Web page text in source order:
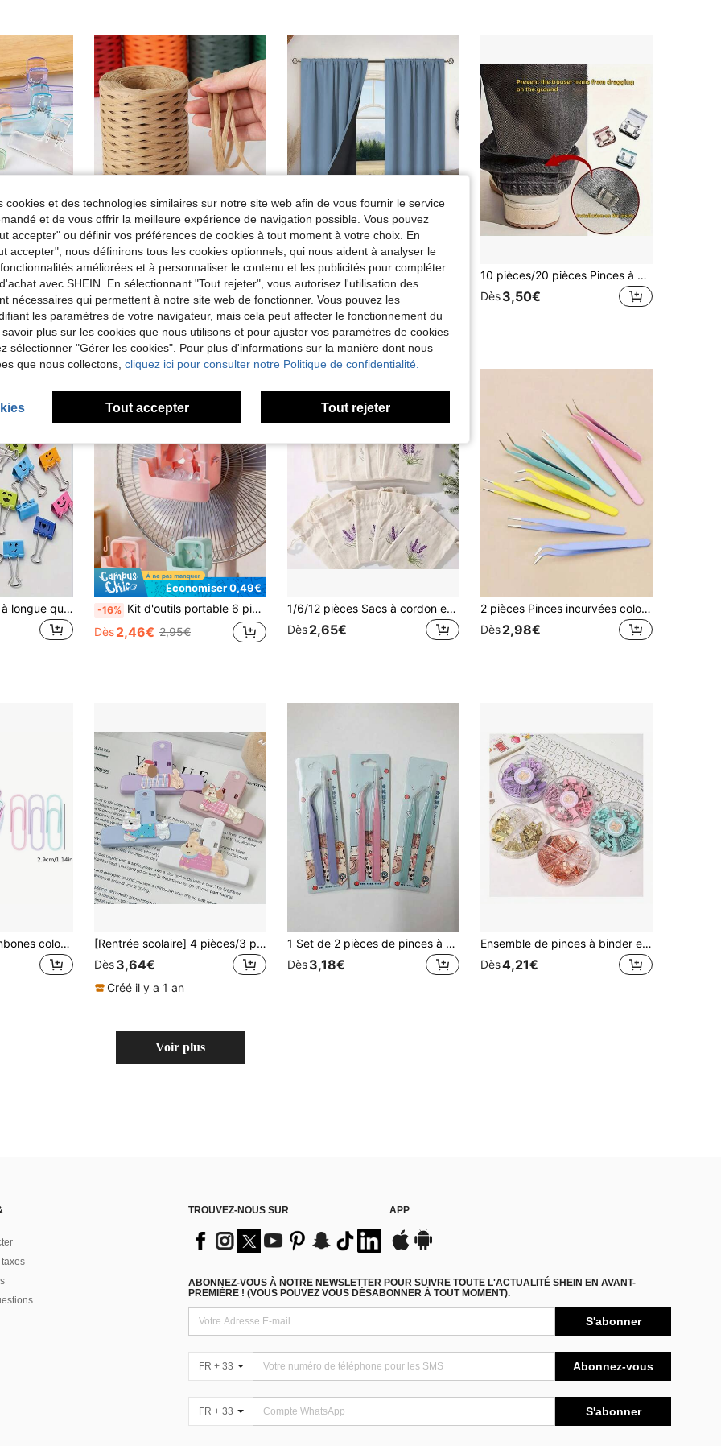
8/4/2 pièces Pinces en plastique acrylique transparent, pinces gelée, pinces photo multifonctionnelles, fournitures de bureau créatives, dossier d'examen, organisateur de factures/documents, fournitures scolaires
1/2 pièces (150/300M)/PC Corde en papier de raphia coloré de 4mm, convient pour les loisirs créatifs faits main, l'emballage de cadeaux, le tressage de chapeaux de paille, la décoration de bouquets, les accessoires de décoration pour fêtes et vacances, l'artisanat et les cadeaux, parfait pour l'anniversaire, Noël, Pâques, l'anniversaire, le Nouvel An, la Saint-Valentin, la fête de remise des diplômes, la pendaison de crémaillère
Dès2,37€
9
Économiser 0,39€
1 pièce Rideau thermique occultant - 99% polyester résistant aux UV, à passants pour tringle, tissage uni non blanchissable, thème artistique de chambre à coucher, isolation thermique occultante enduite, réduction du bruit - idéal pour la chambre à coucher, le style campagnard et l'école pour un sommeil profond
Dès4,09€ 4,48€
10 pièces/20 pièces Pinces à coudre réglables en acier inoxydable, pinces transparentes blanches pour pantalons, manches, rideaux, dossiers, articles ménagers de couleur aléatoire
Dès3,50€
10/20 pièces Clips à longue queue creux créatifs, trombones à visage souriant, fournitures de bureau, fournitures scolaires, clips à longue queue colorés, rentrée scolaire, fête des pères, Halloween, Thanksgiving, Noël, cadeaux de rentrée scolaire, convient pour le rangement du matériel scolaire, le rangement de documents, l'organisation du matériel de bureau, convient aux étudiants, aux enseignants, aux employés de bureau, rentrée scolaire
Économiser 0,49€
-16% Kit d'outils portable 6 pièces, conçu pour le refroidissement et la climatisation, convient aux ventilateurs de sol et aux ventilateurs de bureau. Cet ensemble peut améliorer l'effet de refroidissement en été et vous permettre d'ajouter des glaçons aux ventilateurs pour un refroidissement rapide.
Dès2,46€ 2,95€
1/6/12 pièces Sacs à cordon en canevas de lin synthétique, sacs de sachet brodés de lavande, sacs parfumés vides, sacs de rangement pour fête, mariage, emballage cadeau et organisation, sacs d'emballage de rangement pour bijoux
Dès2,65€
2 pièces Pinces incurvées colorées en acier inoxydable pour l'art des ongles, l'application de strass, les extensions de cils, les outils DIY. Couleur aléatoire. Retour à l'école, fournitures scolaires
Dès2,98€
160 pièces de trombones colorés, fournitures de bureau et d'étude pratiques
[Rentrée scolaire] 4 pièces/3 pièces/2 pièces/1 pièce Pinces à longue queue de chiot couleur crème DIY, porte-documents de bureau, pince de planificateur minimaliste, pinces à longue queue de chiot mignon 4 couleurs, organisateur de papier de papeterie 1C
Dès3,64€
Créé il y a 1 an
1 Set de 2 pièces de pinces à épiler en acier inoxydable (droites et courbes) Set de pinces à épiler pour cils, autocollants de pinces et clips de ruban adhésif, kit multifonction, papeterie, magazines de scrap DIY, albums photos, fournitures scolaires, outils à main pour macarons, pince à épiler de cuisine
Dès3,18€
Ensemble de pinces à binder et de trombones en métal multicolores, boîte de rangement compartimentée, kit d'outils de classement, papeterie de bureau et d'étude minimaliste et mignonne, pour l'organisation de documents
Dès4,21€
Voir plus
taxes
TROUVEZ-NOUS SUR APP
ABONNEZ-VOUS À NOTRE NEWSLETTER POUR SUIVRE TOUTE L'ACTUALITÉ SHEIN EN AVANT-
PREMIÈRE ! (VOUS POUVEZ VOUS DÉSABONNER À TOUT MOMENT).
S'abonner
FR + 33 Abonnez-vous
FR + 33 S'abonner
cookies et des technologies similaires sur notre site web afin de vous fournir le service
et de vous offrir la meilleure expérience de navigation possible. Vous pouvez
accepter" ou définir vos préférences de cookies à tout moment à votre choix. En
accepter", nous définirons tous les cookies optionnels, qui nous aident à analyser le
améliorées et à personnaliser le contenu et les publicités pour compléter
avec SHEIN. En sélectionnant "Tout rejeter", vous autorisez l'utilisation des
nécessaires qui permettent à notre site web de fonctionner. Vous pouvez les
les paramètres de votre navigateur, mais cela peut affecter le fonctionnement du
plus sur les cookies que nous utilisons et pour ajuster vos paramètres de cookies
sélectionner "Gérer les cookies". Pour plus d'informations sur la manière dont nous
que nous collectons, cliquez ici pour consulter notre Politique de confidentialité.
Tout accepter Tout rejeter